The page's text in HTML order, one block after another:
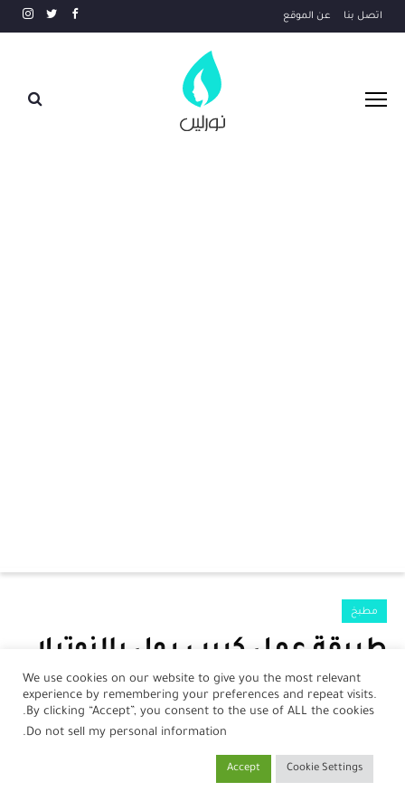
اتصل بنا عن الموقع
جمال
صحة
مطبخ
طريقة عمل كريب رول بالنوتيلا
بواسطةنورلين أحمدفي01 مارس، 2022
We use cookies on our website to give you the most relevant
experience by remembering your preferences and repeat visits.
By clicking “Accept”, you consent to the use of ALL the cookies.
Do not sell my personal information
.
Cookie Settings
Accept